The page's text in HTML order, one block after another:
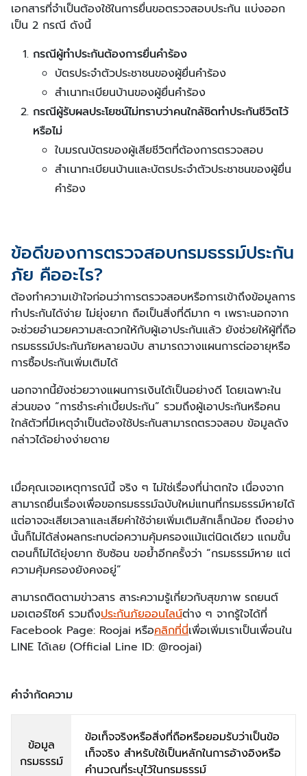
เอกสารที่จำเป็นต้องใช้ในการยื่นขอตรวจสอบประกัน แบ่งออก
เป็น 2 กรณี ดังนี้
กรณีผู้ทำประกันต้องการยื่นคำร้อง
บัตรประจำตัวประชาชนของผู้ยื่นคำร้อง
สำเนาทะเบียนบ้านของผู้ยื่นคำร้อง
กรณีผู้รับผลประโยชน์ไม่ทราบว่าคนใกล้ชิดทำประกันชีวิตไว้
หรือไม่
ใบมรณบัตรของผู้เสียชีวิตที่ต้องการตรวจสอบ
สำเนาทะเบียนบ้านและบัตรประจำตัวประชาชนของผู้ยื่น
คำร้อง
ข้อดีของการตรวจสอบกรมธรรม์ประกัน
ภัย คืออะไร?
ต้องทำความเข้าใจก่อนว่าการตรวจสอบหรือการเข้าถึงข้อมูลการ
ทำประกันได้ง่าย ไม่ยุ่งยาก ถือเป็นสิ่งที่ดีมาก ๆ เพราะนอกจาก
จะช่วยอำนวยความสะดวกให้กับผู้เอาประกันแล้ว ยังช่วยให้ผู้ที่ถือ
กรมธรรม์ประกันภัยหลายฉบับ สามารถวางแผนการต่ออายุหรือ
การซื้อประกันเพิ่มเติมได้
นอกจากนี้ยังช่วยวางแผนการเงินได้เป็นอย่างดี โดยเฉพาะใน
ส่วนของ “การชำระค่าเบี้ยประกัน” รวมถึงผู้เอาประกันหรือคน
ใกล้ตัวที่มีเหตุจำเป็นต้องใช้ประกันสามารถตรวจสอบ ข้อมูลดัง
กล่าวได้อย่างง่ายดาย
เมื่อคุณเจอเหตุการณ์นี้ จริง ๆ ไม่ใช่เรื่องที่น่าตกใจ เนื่องจาก
สามารถยื่นเรื่องเพื่อขอกรมธรรม์ฉบับใหม่แทนที่กรมธรรม์หายได้
แต่อาจจะเสียเวลาและเสียค่าใช้จ่ายเพิ่มเติมสักเล็กน้อย ถึงอย่าง
นั้นก็ไม่ได้ส่งผลกระทบต่อความคุ้มครองแม้แต่นิดเดียว แถมขั้น
ตอนก็ไม่ได้ยุ่งยาก ซับซ้อน ขอย้ำอีกครั้งว่า “กรมธรรม์หาย แต่
ความคุ้มครองยังคงอยู่”
สามารถติดตามข่าวสาร สาระความรู้เกี่ยวกับสุขภาพ รถยนต์
มอเตอร์ไซค์ รวมถึงประกันภัยออนไลน์ต่าง ๆ จากรู้ใจได้ที่
Facebook Page: Roojai หรือคลิกที่นี่เพื่อเพิ่มเราเป็นเพื่อนใน
LINE ได้เลย (Official Line ID: @roojai)
คำจำกัดความ
ข้อมูล
กรมธรรม์
ข้อเท็จจริงหรือสิ่งที่ถือหรือยอมรับว่าเป็นข้อ
เท็จจริง สำหรับใช้เป็นหลักในการอ้างอิงหรือ
คำนวณที่ระบุไว้ในกรมธรรม์